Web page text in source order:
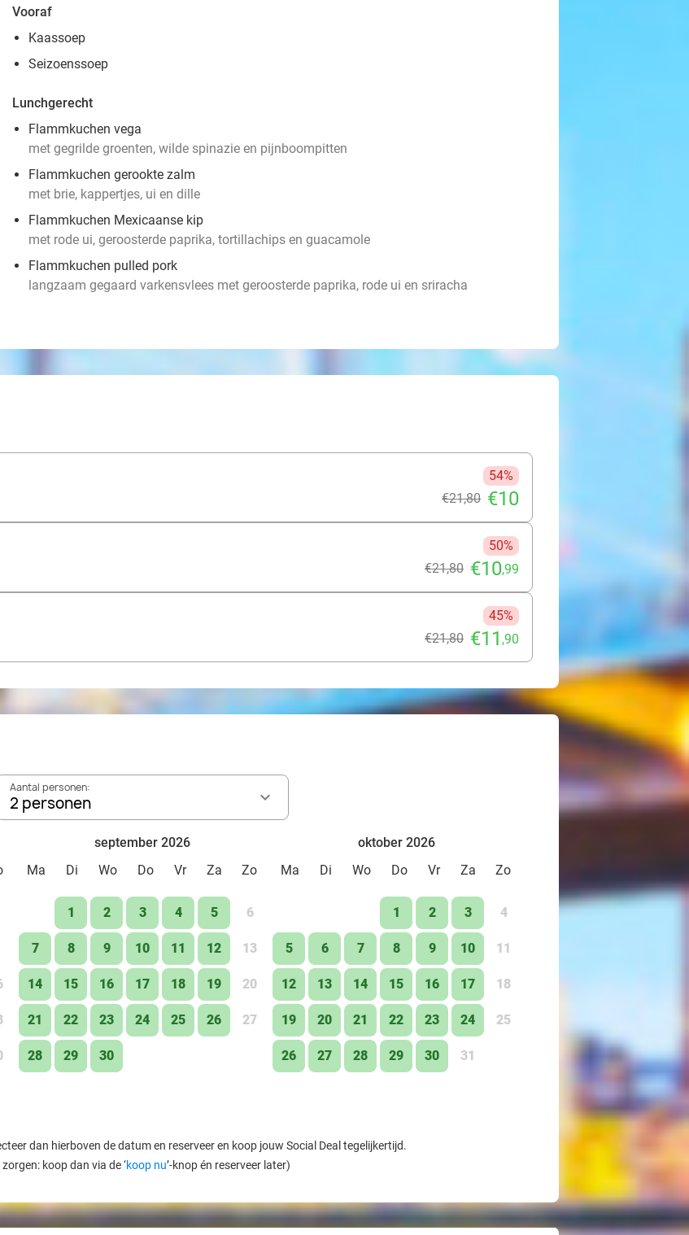
Vooraf
Kaassoep
Seizoenssoep
Lunchgerecht
Flammkuchen vega
met gegrilde groenten, wilde spinazie en pijnboompitten
Flammkuchen gerookte zalm
met brie, kappertjes, ui en dille
Flammkuchen Mexicaanse kip
met rode ui, geroosterde paprika, tortillachips en guacamole
Flammkuchen pulled pork
langzaam gegaard varkensvlees met geroosterde paprika, rode ui en sriracha
54%
€21,80 €10
50%
€21,80 €10,99
45%
€21,80 €11 ,90
Aantal personen:
2 personen
september 2026
Ma
Di Wo Do Vr Za Zo
1 2 3 4 5 6
7 8 9 10 11 12 13
14 15 16 17 18 19 20
21 22 23 24 25 26 27
28 29 30
oktober 2026
Ma
Di Wo Do Vr Za Zo
1 2 3 4
5 6 7 8 9 10 11
12 13 14 15 16 17 18
19 20 21 22 23 24 25
26 27 28 29 30 31
dan hierboven de datum en reserveer en koop jouw Social Deal tegelijkertijd.
koop dan via de ‘koop nu’-knop én reserveer later)